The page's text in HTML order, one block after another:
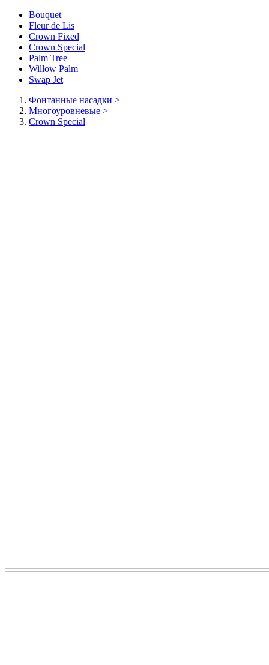
Bouquet
Fleur de Lis
Crown Fixed
Crown Special
Palm Tree
Willow Palm
Swap Jet
Фонтанные насадки >
Многоуровневые >
Crown Special